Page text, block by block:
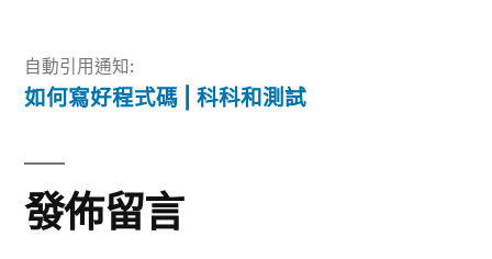
自動引用通知:
如何寫好程式碼 | 科科和測試
發佈留言